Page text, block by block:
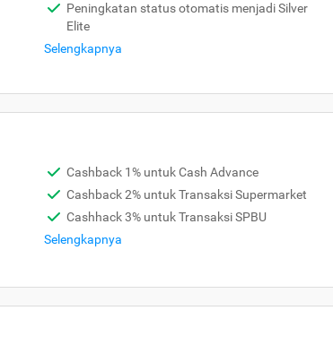
Peningkatan status otomatis menjadi Silver
Elite
Selengkapnya
Cashback 1% untuk Cash Advance
Cashback 2% untuk Transaksi Supermarket
Cashhack 3% untuk Transaksi SPBU
Selengkapnya